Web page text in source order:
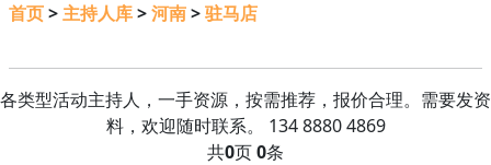
首页>主持人库>河南>驻马店
各类型活动主持人，一手资源，按需推荐，报价合理。需要发资
料，欢迎随时联系。 134 8880 4869
共0页0条